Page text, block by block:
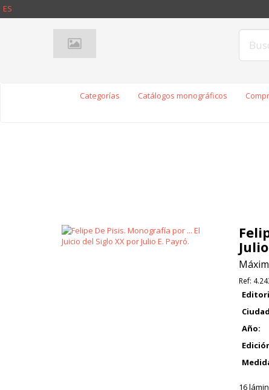
ES
Categorías Catálogos monográficos
Ref:
Año:
16